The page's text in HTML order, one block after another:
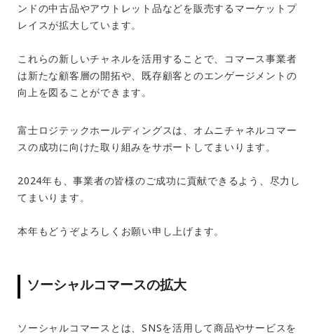
ンドの中古品やアウトレット品などを販売するマーケットプ
レイスが拡大しています。
これらの新しいチャネルを活用することで、コマース事業者
は新たな顧客層の開拓や、既存顧客とのエンゲージメントの
向上を図ることができます。
富士ロジテックホールディングスは、オムニチャネルコマー
スの成功に向けた取り組みをサポートしてまいります。
2024年も、事業者の皆様のご成功に貢献できるよう、尽力し
てまいります。
本年もどうぞよろしくお願い申し上げます。
ソーシャルコマースの拡大
ソーシャルコマースとは、SNSを活用して商品やサービスを